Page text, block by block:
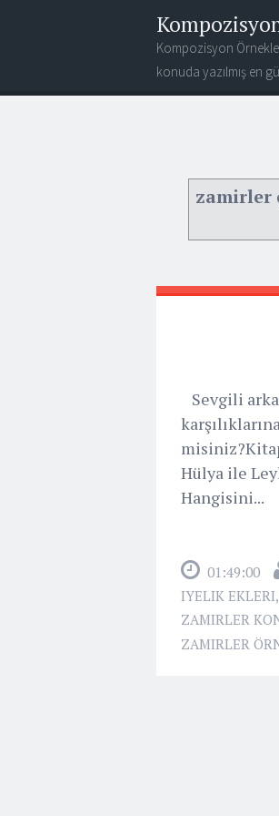
Kompozisyon
konuda yazılmış en
zamirler
Sevgili
Hülya ile
Hangisini...
01:49:00
IYELIK EKLERI,
ZAMIRLER
ZAMIRLER